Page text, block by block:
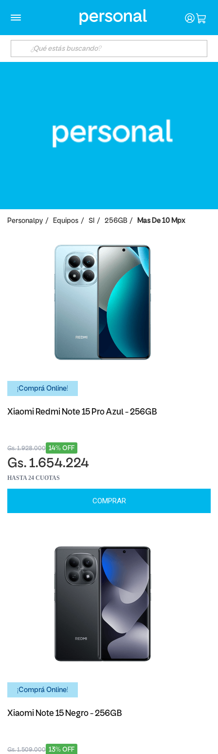
Personalpy Equipos SI 256GB Mas De 10 Mpx
¡Comprá Online!
Xiaomi Redmi Note 15 Pro Azul - 256GB
14% OFF
Gs. 1.928.000
Gs. 1.654.224
HASTA 24 CUOTAS
COMPRAR
¡Comprá Online!
Xiaomi Note 15 Negro - 256GB
13% OFF
Gs. 1.509.000